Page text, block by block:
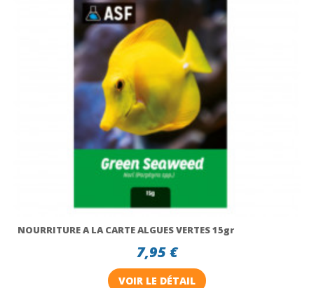
NOURRITURE A LA CARTE ALGUES VERTES 15gr
7,95 €
VOIR LE DÉTAIL